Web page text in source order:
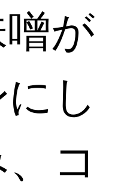
が
し
コ